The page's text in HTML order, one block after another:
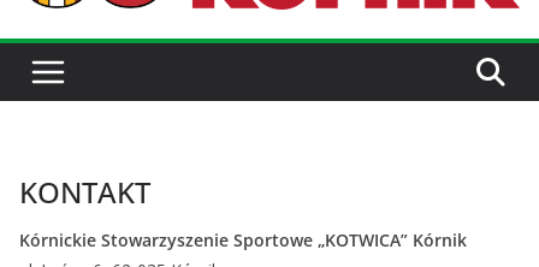
KONTAKT
Kórnickie Stowarzyszenie Sportowe „KOTWICA” Kórnik